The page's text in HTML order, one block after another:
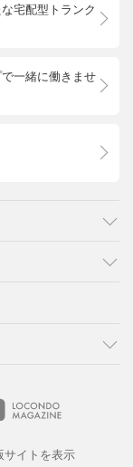
宅配型トランク
一緒に働きませ
サイトを表示